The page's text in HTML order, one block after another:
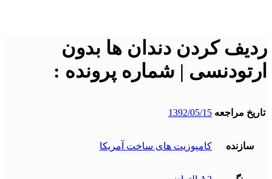
ردیف کردن دندان ها بدون
ارتودنسی | شماره پرونده :
تاریخ مراجعه 1392/05/15
سازنده کامپوزیت های ساخت آمریکا